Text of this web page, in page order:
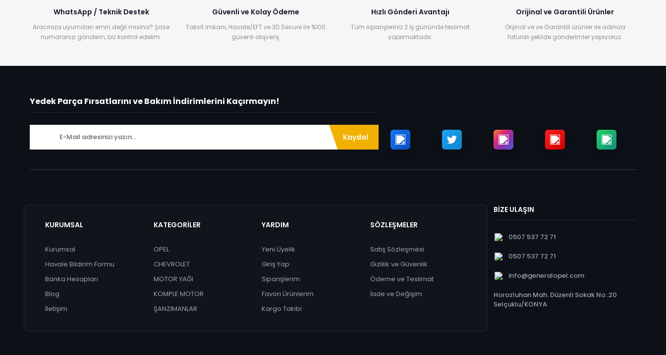
WhatsApp / Teknik Destek
Aracınıza uyumdan emin değil misiniz? Şase
numaranızı gönderin, biz kontrol edelim.
Güvenli ve Kolay Ödeme
Taksit imkanı, Havale/EFT ve 3D Secure ile %100
güvenli alışveriş.
Hızlı Gönderi Avantajı
Tüm siparişleriniz 2 İş gününde teslimat
yapılmaktadır.
Orijinal ve Garantili Ürünler
Orijinal ve ve Garantili ürünler ile adınıza
faturalı şekilde gönderimler yapıyoruz.
Yedek Parça Fırsatlarını ve Bakım İndirimlerini Kaçırmayın!
Kaydol
KURUMSAL
Kurumsal
Havale Bildirim Formu
Banka Hesapları
Blog
İletişim
KATEGORİLER
OPEL
CHEVROLET
MOTOR YAĞI
KOMPLE MOTOR
ŞANZIMANLAR
YARDIM
Yeni Üyelik
Giriş Yap
Siparişlerim
Favori Ürünlerim
Kargo Takibi
SÖZLEŞMELER
Satış Sözleşmesi
Gizlilik ve Güvenlik
Ödeme ve Teslimat
İade ve Değişim
BİZE ULAŞIN
0507 537 72 71
0507 537 72 71
info@generalopel.com
Horozluhan Mah. Düzenli Sokak No.:20
Selçuklu/KONYA